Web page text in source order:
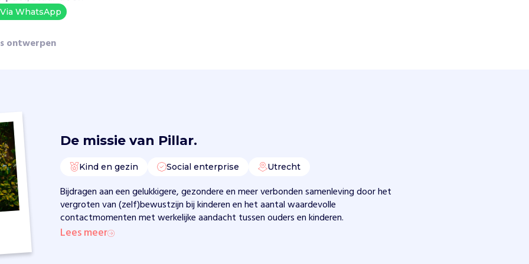
Via WhatsApp
ontwerpen
De missie van Pillar.
Kind en gezin Social enterprise Utrecht
Bijdragen aan een gelukkigere, gezondere en meer verbonden samenleving door het
vergroten van (zelf)bewustzijn bij kinderen en het aantal waardevolle
contactmomenten met werkelijke aandacht tussen ouders en kinderen.
Lees meer